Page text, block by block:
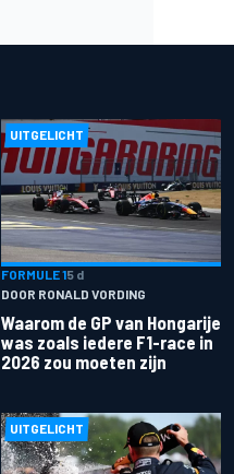
UITGELICHT
FORMULE 15 d
DOOR RONALD VORDING
Waarom de GP van Hongarije
was zoals iedere F1-race in
2026 zou moeten zijn
UITGELICHT